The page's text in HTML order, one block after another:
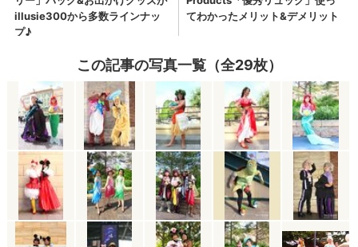
この記事の写真一覧（全29枚）